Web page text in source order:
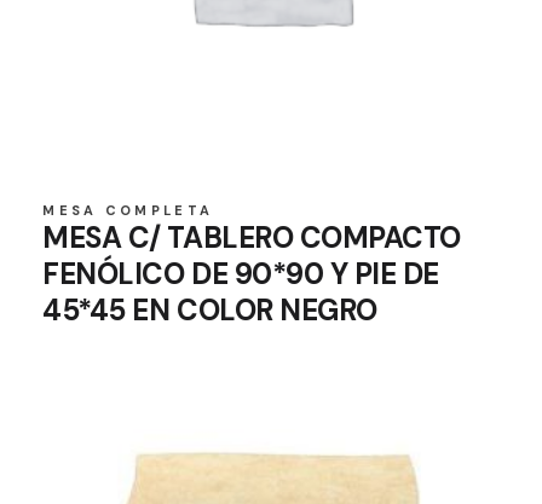
MESA COMPLETA
MESA C/ TABLERO COMPACTO
FENÓLICO DE 90*90 Y PIE DE
45*45 EN COLOR NEGRO